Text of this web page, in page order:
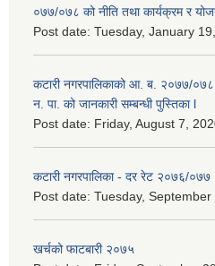
०७७/०७८ को नीति तथा कार्यक्रम र
Post date: Tuesday, January
कटारी नगरपालिकाको आ. ब. २०७७/०७८
न. पा. को जानकारी सम्बन्धी पुस्तिका l
Post date: Friday, August 7,
कटारी नगरपालिका - दर रेट २०७६/०७७
Post date: Tuesday,
खर्चको फाटबारी २०७५